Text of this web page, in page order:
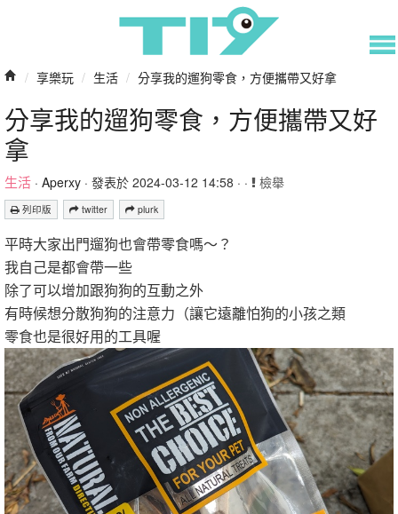
/ 享樂玩 / 生活 / 分享我的遛狗零食，方便攜帶又好拿
分享我的遛狗零食，方便攜帶又好
拿
生活 · Aperxy · 發表於 2024-03-12 14:58 · · 檢舉
列印版 twitter plurk
平時大家出門遛狗也會帶零食嗎～？
我自己是都會帶一些
除了可以增加跟狗狗的互動之外
有時候想分散狗狗的注意力（讓它遠離怕狗的小孩之類
零食也是很好用的工具喔